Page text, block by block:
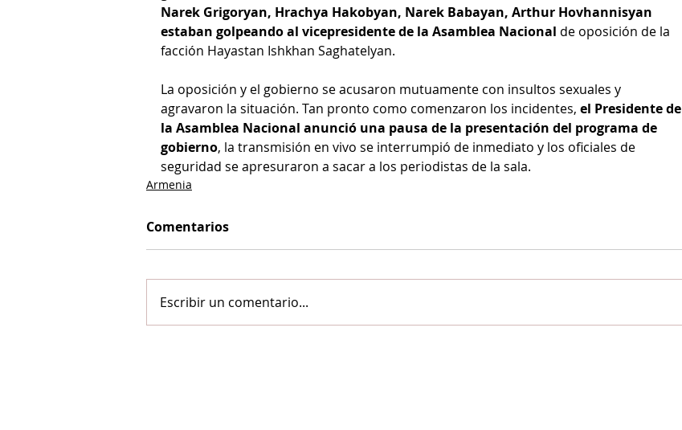
Narek Grigoryan, Hrachya Hakobyan, Narek Babayan, Arthur Hovhannisyan
estaban golpeando al vicepresidente de la Asamblea Nacional de oposición de la
facción Hayastan Ishkhan Saghatelyan.
La oposición y el gobierno se acusaron mutuamente con insultos sexuales y
agravaron la situación. Tan pronto como comenzaron los incidentes, el Presidente de
la Asamblea Nacional anunció una pausa de la presentación del programa de
gobierno, la transmisión en vivo se interrumpió de inmediato y los oficiales de
seguridad se apresuraron a sacar a los periodistas de la sala.
Armenia
Comentarios
Escribir un comentario...